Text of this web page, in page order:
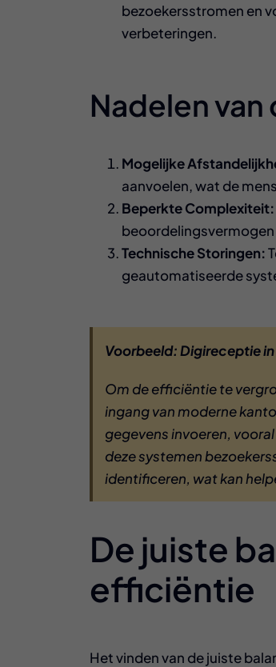
bezoekersstromen en
verbeteringen.
Nadelen
Mogelijke
aanvoelen, wat de
Beperkte Complexiteit:
Technische Storingen:
geautomatiseerde
Voorbeeld: Digireceptie
Om de efficiëntie te
ingang van moderne
gegevens invoeren,
deze systemen
identificeren, wat kan
De juiste
efficiëntie
Het vinden van de juiste